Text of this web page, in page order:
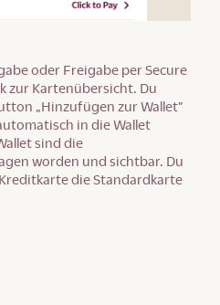
oder Freigabe per Secure
zur Kartenübersicht. Du
„Hinzufügen zur Wallet”
in die Wallet
sind die
worden und sichtbar. Du
die Standardkarte